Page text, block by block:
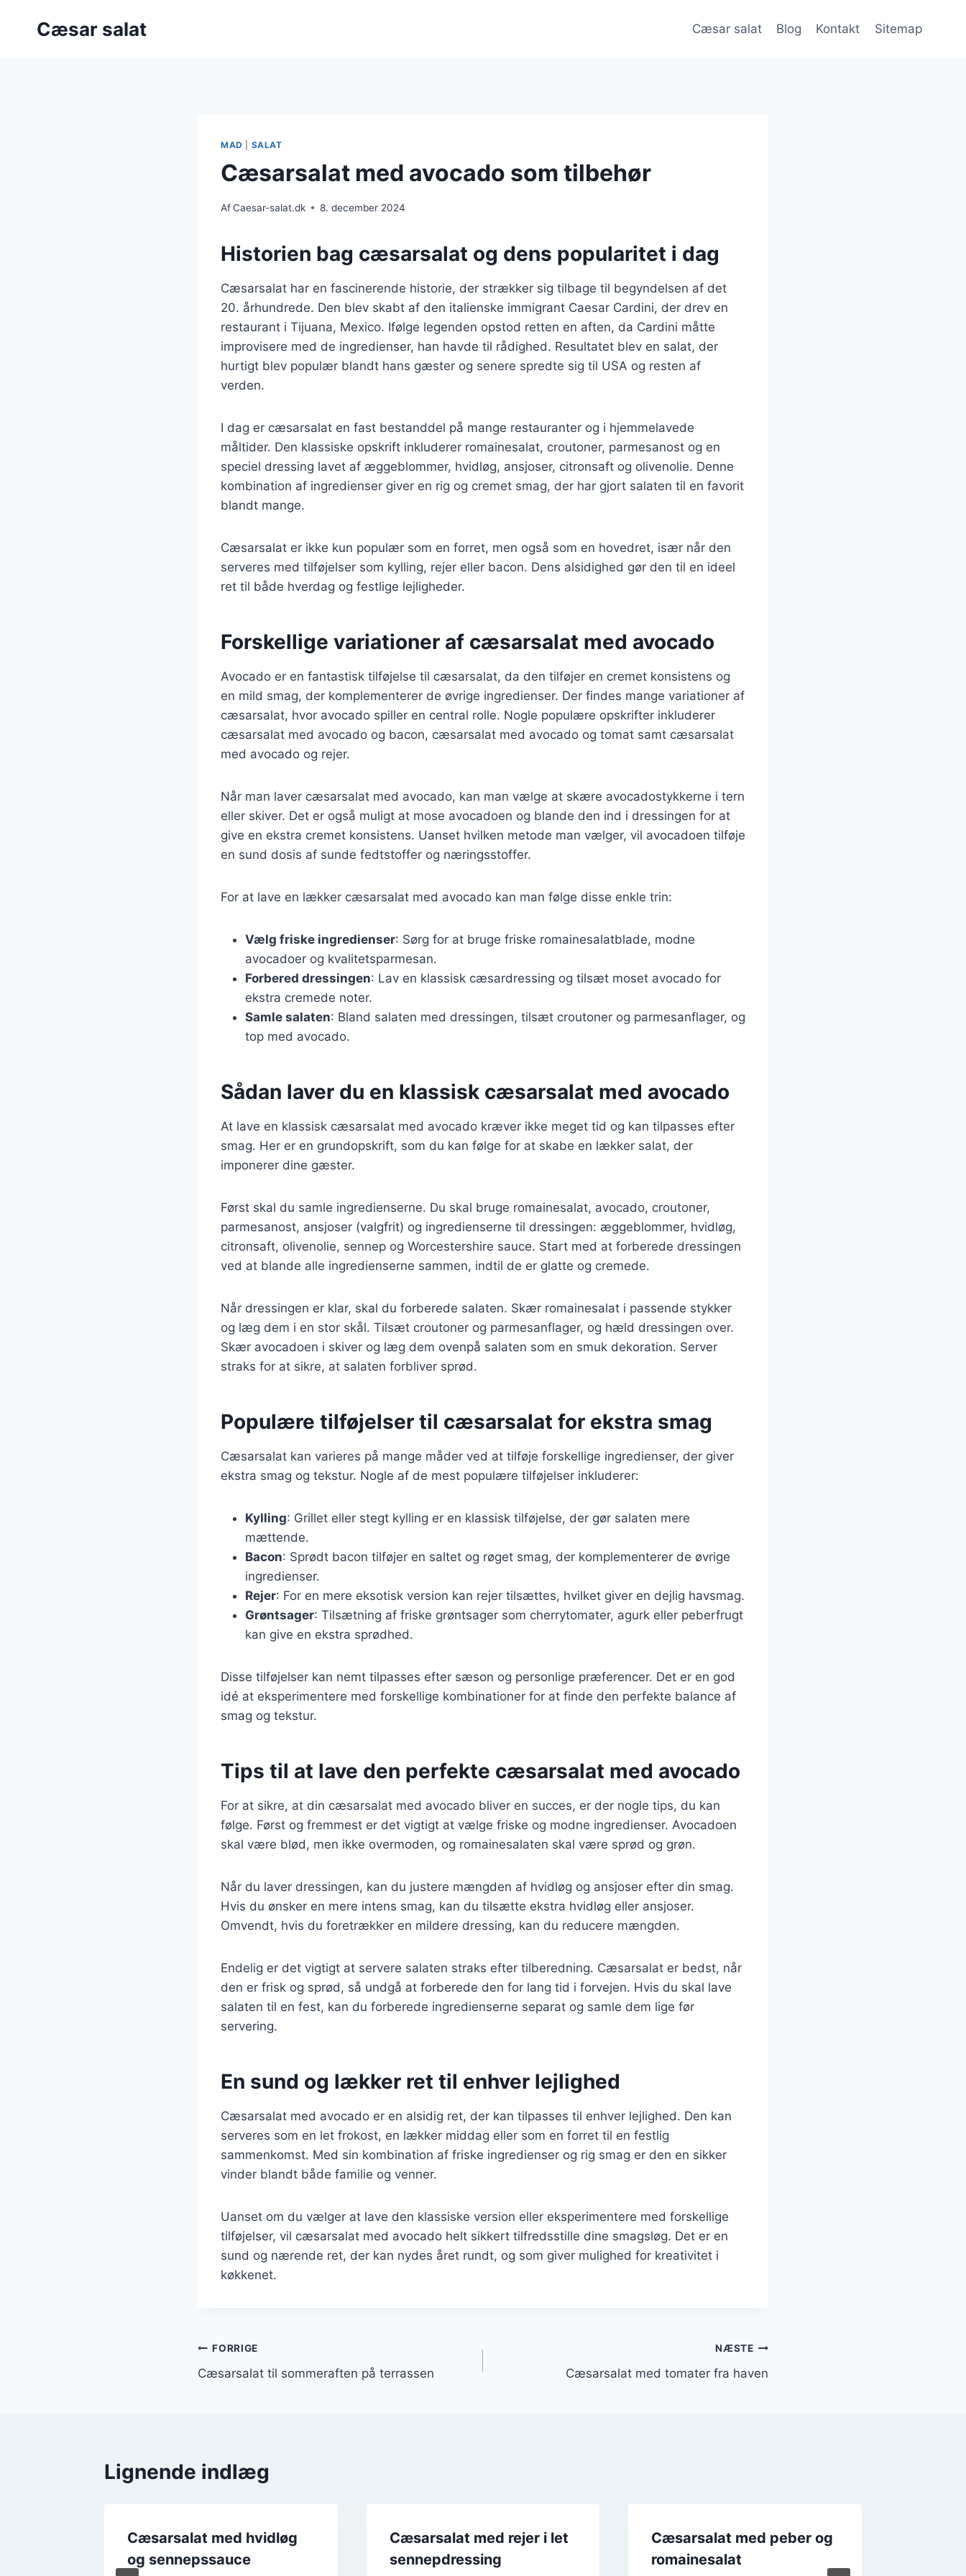
Cæsar salat Cæsar salat Blog Kontakt Sitemap
MAD SALAT
Cæsarsalat med avocado som tilbehør
AfCaesar-salat.dk 8. december 2024
Historien bag cæsarsalat og dens popularitet i dag
Cæsarsalat har en fascinerende historie, der strækker sig tilbage til begyndelsen af det
20. århundrede. Den blev skabt af den italienske immigrant Caesar Cardini, der drev en
restaurant i Tijuana, Mexico. Ifølge legenden opstod retten en aften, da Cardini måtte
improvisere med de ingredienser, han havde til rådighed. Resultatet blev en salat, der
hurtigt blev populær blandt hans gæster og senere spredte sig til USA og resten af
verden.
I dag er cæsarsalat en fast bestanddel på mange restauranter og i hjemmelavede
måltider. Den klassiske opskrift inkluderer romainesalat, croutoner, parmesanost og en
speciel dressing lavet af æggeblommer, hvidløg, ansjoser, citronsaft og olivenolie. Denne
kombination af ingredienser giver en rig og cremet smag, der har gjort salaten til en favorit
blandt mange.
Cæsarsalat er ikke kun populær som en forret, men også som en hovedret, især når den
serveres med tilføjelser som kylling, rejer eller bacon. Dens alsidighed gør den til en ideel
ret til både hverdag og festlige lejligheder.
Forskellige variationer af cæsarsalat med avocado
Avocado er en fantastisk tilføjelse til cæsarsalat, da den tilføjer en cremet konsistens og
en mild smag, der komplementerer de øvrige ingredienser. Der findes mange variationer af
cæsarsalat, hvor avocado spiller en central rolle. Nogle populære opskrifter inkluderer
cæsarsalat med avocado og bacon, cæsarsalat med avocado og tomat samt cæsarsalat
med avocado og rejer.
Når man laver cæsarsalat med avocado, kan man vælge at skære avocadostykkerne i tern
eller skiver. Det er også muligt at mose avocadoen og blande den ind i dressingen for at
give en ekstra cremet konsistens. Uanset hvilken metode man vælger, vil avocadoen tilføje
en sund dosis af sunde fedtstoffer og næringsstoffer.
For at lave en lækker cæsarsalat med avocado kan man følge disse enkle trin:
Vælg friske ingredienser: Sørg for at bruge friske romainesalatblade, modne
avocadoer og kvalitetsparmesan.
Forbered dressingen: Lav en klassisk cæsardressing og tilsæt moset avocado for
ekstra cremede noter.
Samle salaten: Bland salaten med dressingen, tilsæt croutoner og parmesanflager, og
top med avocado.
Sådan laver du en klassisk cæsarsalat med avocado
At lave en klassisk cæsarsalat med avocado kræver ikke meget tid og kan tilpasses efter
smag. Her er en grundopskrift, som du kan følge for at skabe en lækker salat, der
imponerer dine gæster.
Først skal du samle ingredienserne. Du skal bruge romainesalat, avocado, croutoner,
parmesanost, ansjoser (valgfrit) og ingredienserne til dressingen: æggeblommer, hvidløg,
citronsaft, olivenolie, sennep og Worcestershire sauce. Start med at forberede dressingen
ved at blande alle ingredienserne sammen, indtil de er glatte og cremede.
Når dressingen er klar, skal du forberede salaten. Skær romainesalat i passende stykker
og læg dem i en stor skål. Tilsæt croutoner og parmesanflager, og hæld dressingen over.
Skær avocadoen i skiver og læg dem ovenpå salaten som en smuk dekoration. Server
straks for at sikre, at salaten forbliver sprød.
Populære tilføjelser til cæsarsalat for ekstra smag
Cæsarsalat kan varieres på mange måder ved at tilføje forskellige ingredienser, der giver
ekstra smag og tekstur. Nogle af de mest populære tilføjelser inkluderer:
Kylling: Grillet eller stegt kylling er en klassisk tilføjelse, der gør salaten mere
mættende.
Bacon: Sprødt bacon tilføjer en saltet og røget smag, der komplementerer de øvrige
ingredienser.
Rejer: For en mere eksotisk version kan rejer tilsættes, hvilket giver en dejlig havsmag.
Grøntsager: Tilsætning af friske grøntsager som cherrytomater, agurk eller peberfrugt
kan give en ekstra sprødhed.
Disse tilføjelser kan nemt tilpasses efter sæson og personlige præferencer. Det er en god
idé at eksperimentere med forskellige kombinationer for at finde den perfekte balance af
smag og tekstur.
Tips til at lave den perfekte cæsarsalat med avocado
For at sikre, at din cæsarsalat med avocado bliver en succes, er der nogle tips, du kan
følge. Først og fremmest er det vigtigt at vælge friske og modne ingredienser. Avocadoen
skal være blød, men ikke overmoden, og romainesalaten skal være sprød og grøn.
Når du laver dressingen, kan du justere mængden af hvidløg og ansjoser efter din smag.
Hvis du ønsker en mere intens smag, kan du tilsætte ekstra hvidløg eller ansjoser.
Omvendt, hvis du foretrækker en mildere dressing, kan du reducere mængden.
Endelig er det vigtigt at servere salaten straks efter tilberedning. Cæsarsalat er bedst, når
den er frisk og sprød, så undgå at forberede den for lang tid i forvejen. Hvis du skal lave
salaten til en fest, kan du forberede ingredienserne separat og samle dem lige før
servering.
En sund og lækker ret til enhver lejlighed
Cæsarsalat med avocado er en alsidig ret, der kan tilpasses til enhver lejlighed. Den kan
serveres som en let frokost, en lækker middag eller som en forret til en festlig
sammenkomst. Med sin kombination af friske ingredienser og rig smag er den en sikker
vinder blandt både familie og venner.
Uanset om du vælger at lave den klassiske version eller eksperimentere med forskellige
tilføjelser, vil cæsarsalat med avocado helt sikkert tilfredsstille dine smagsløg. Det er en
sund og nærende ret, der kan nydes året rundt, og som giver mulighed for kreativitet i
køkkenet.
Indlægsnavigation
FORRIGE
Cæsarsalat til sommeraften på terrassen
NÆSTE
Cæsarsalat med tomater fra haven
Lignende indlæg
Cæsarsalat med hvidløg
og sennepssauce
Cæsarsalat med rejer i let
sennepdressing
Cæsarsalat med peber og
romainesalat